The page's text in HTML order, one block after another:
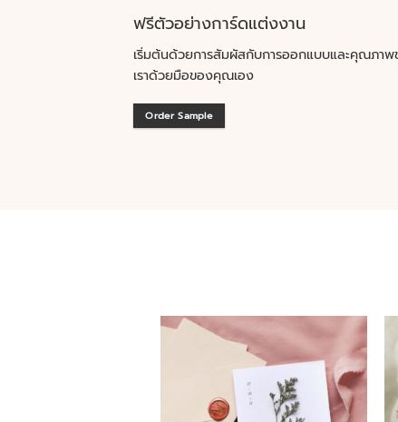
ฟรีตัวอย่างการ์ดแต่งงาน
เริ่มต้นด้วยการสัมผัสกับการออกแบบและคุณภา
เราด้วยมือของคุณเอง
Order Sample